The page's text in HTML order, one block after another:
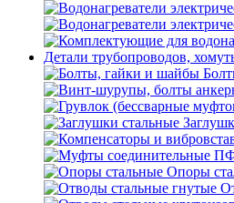
Детали трубопроводов,
Опоры